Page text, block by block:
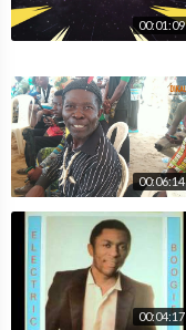
00:01:09
00:06:14
00:04:17